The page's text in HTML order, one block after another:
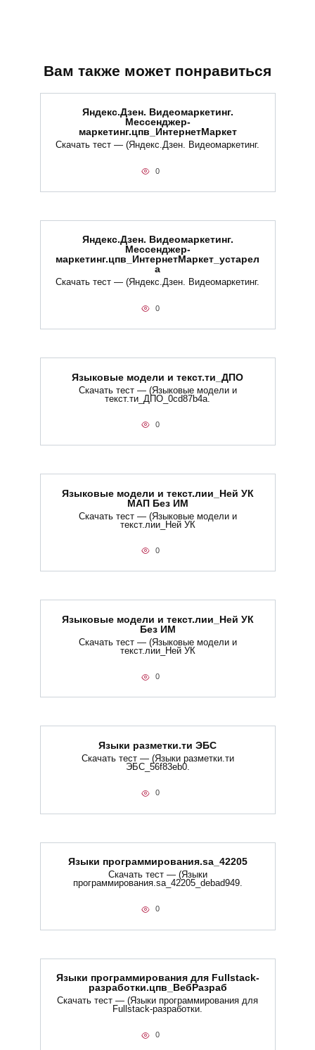
Вам также может понравиться
Яндекс.Дзен. Видеомаркетинг.
Мессенджер-
маркетинг.цпв_ИнтернетМаркет
Скачать тест — (Яндекс.Дзен. Видеомаркетинг.
0
Яндекс.Дзен. Видеомаркетинг.
Мессенджер-
маркетинг.цпв_ИнтернетМаркет_устарел
а
Скачать тест — (Яндекс.Дзен. Видеомаркетинг.
0
Языковые модели и текст.ти_ДПО
Скачать тест — (Языковые модели и
текст.ти_ДПО_0cd87b4a.
0
Языковые модели и текст.лии_Ней УК
МАП Без ИМ
Скачать тест — (Языковые модели и
текст.лии_Ней УК
0
Языковые модели и текст.лии_Ней УК
Без ИМ
Скачать тест — (Языковые модели и
текст.лии_Ней УК
0
Языки разметки.ти​ ЭБС
Скачать тест — (Языки разметки.ти​
ЭБС_56f83eb0.
0
Языки программирования.sa_42205
Скачать тест — (Языки
программирования.sa_42205_debad949.
0
Языки программирования для Fullstack-
разработки.цпв_ВебРазраб
Скачать тест — (Языки программирования для
Fullstack-разработки.
0